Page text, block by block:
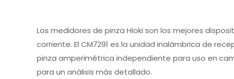
Los medidores de pinza Hioki son los mejores
corriente. El CM7291 es la unidad inalámbrica de
pinza amperimétrica independiente para uso en
para un análisis más detallado.